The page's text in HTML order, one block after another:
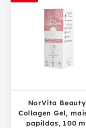
NorVita Beauty
Collagen Gel,
papildas, 100